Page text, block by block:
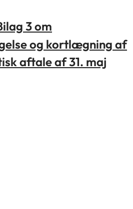
3 om
og kortlægning af
aftale af 31. maj